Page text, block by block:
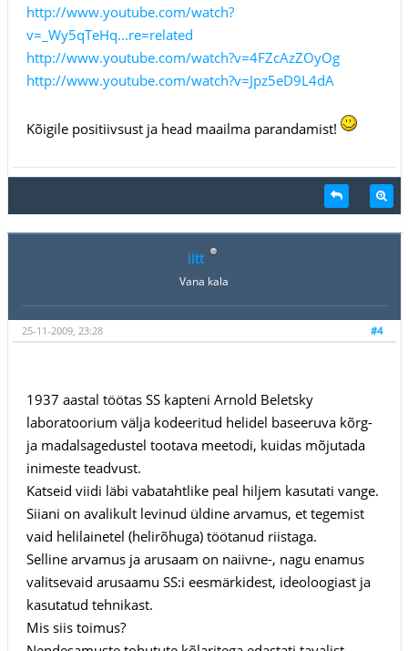
http://www.youtube.com/watch?
v=_Wy5qTeHq...re=related
http://www.youtube.com/watch?v=4FZcAzZOyOg
http://www.youtube.com/watch?v=Jpz5eD9L4dA
Kõigile positiivsust ja head maailma parandamist!
iitt
Vana kala
#4
25-11-2009, 23:28
1937 aastal töötas SS kapteni Arnold Beletsky
laboratoorium välja kodeeritud helidel baseeruva kõrg-
ja madalsagedustel tootava meetodi, kuidas mõjutada
inimeste teadvust.
Katseid viidi läbi vabatahtlike peal hiljem kasutati vange.
Siiani on avalikult levinud üldine arvamus, et tegemist
vaid helilainetel (helirõhuga) töötanud riistaga.
Selline arvamus ja arusaam on naiivne-, nagu enamus
valitsevaid arusaamu SS:i eesmärkidest, ideoloogiast ja
kasutatud tehnikast.
Mis siis toimus?